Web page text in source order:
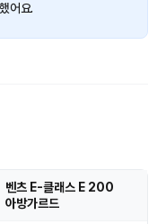
어요.
벤츠 E-클래스 E 200
아방가르드